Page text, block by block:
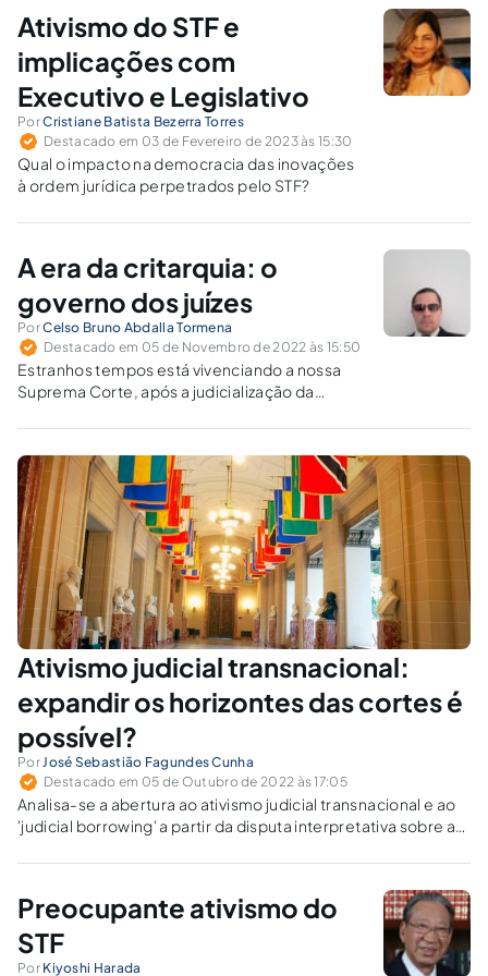
Ativismo do STF e
implicações com
Executivo e Legislativo
PorCristiane Batista Bezerra Torres
Destacado em 03 de Fevereiro de 2023 às 15:30
Qual o impacto na democracia das inovações
à ordem jurídica perpetrados pelo STF?
A era da critarquia: o
governo dos juízes
PorCelso Bruno Abdalla Tormena
Destacado em 05 de Novembro de 2022 às 15:50
Estranhos tempos está vivenciando a nossa
Suprema Corte, após a judicialização da
fizeram com que o STF descambasse para um
ativismo judicial que parece não ter fim.
Ativismo judicial transnacional:
expandir os horizontes das cortes é
possível?
Por José Sebastião Fagundes Cunha
Destacado em 05 de Outubro de 2022 às 17:05
Analisa-se a abertura ao ativismo judicial transnacional e ao
'judicial borrowing' a partir da disputa interpretativa sobre a
de Direitos Humanos.
Preocupante ativismo do
STF
Por Kiyoshi Harada